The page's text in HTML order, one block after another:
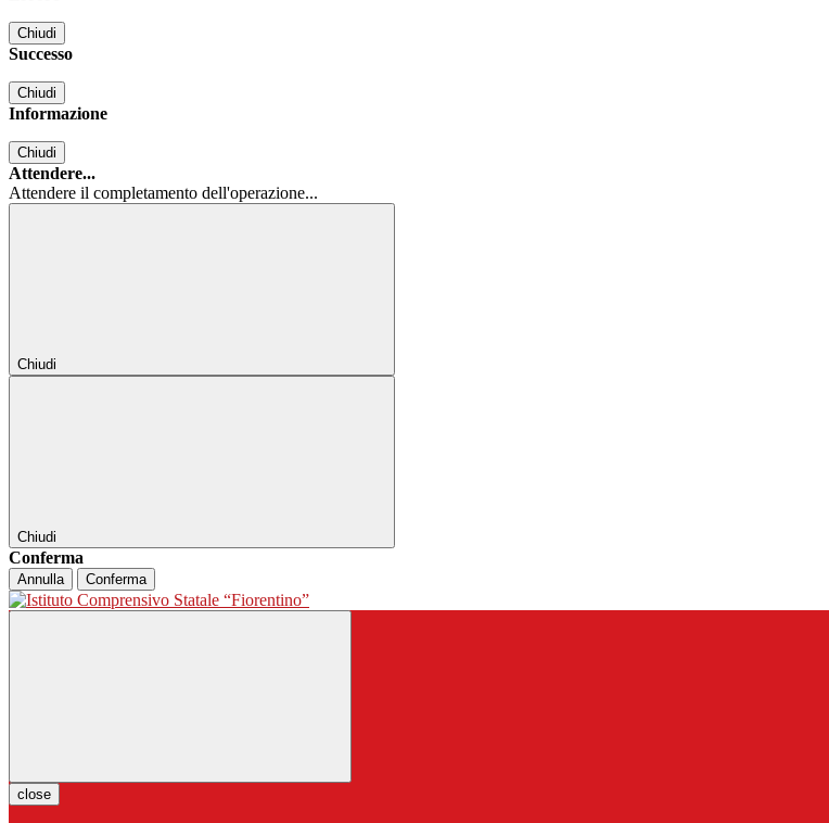
Chiudi
Successo
Chiudi
Informazione
Chiudi
Attendere...
Attendere il completamento dell'operazione...
Chiudi
Chiudi
Conferma
Annulla Conferma
close